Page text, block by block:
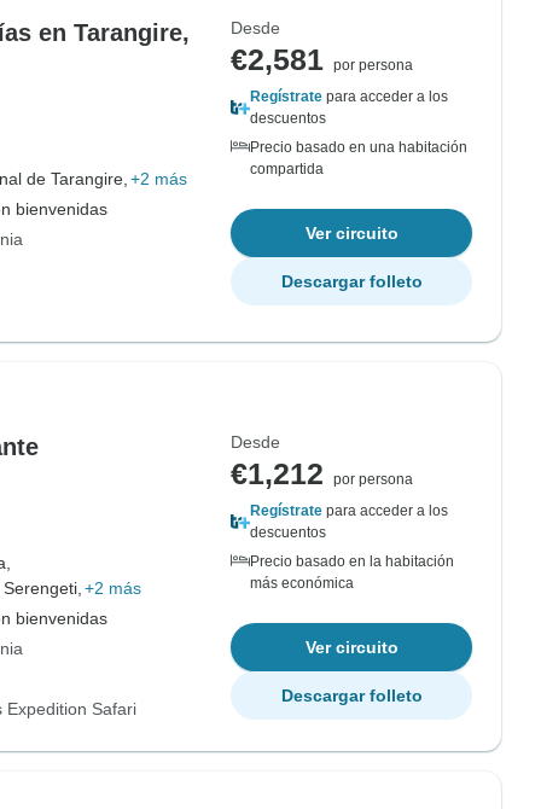
en Tarangire,
de Tarangire, +2 más
bienvenidas
Desde
€2,581 por persona
Regístrate para acceder a los
descuentos
Precio basado en una habitación
compartida
Ver circuito
Descargar folleto
+2 más
bienvenidas
Expedition Safari
Desde
€1,212
por persona
Regístrate para acceder a los
descuentos
Precio basado en la habitación
más económica
Ver circuito
Descargar folleto